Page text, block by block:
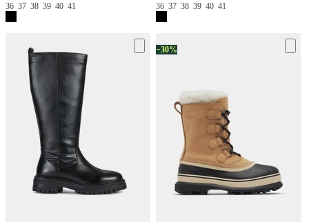
36 37 38 39 40 41 363738394041
−30%